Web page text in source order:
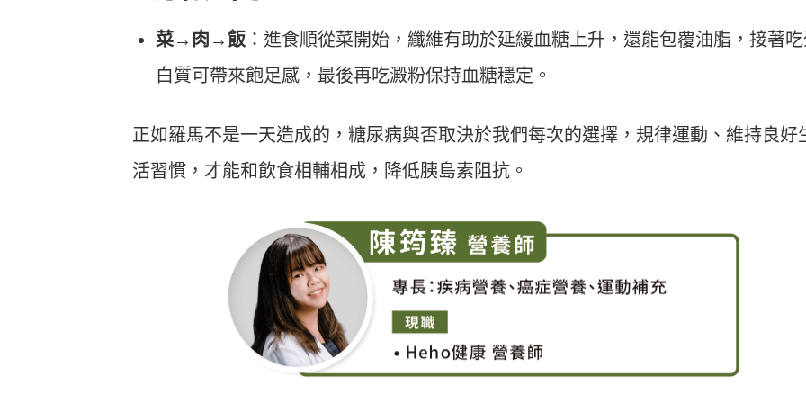
菜→肉→飯 ：進食順從菜開始，纖維有助於延緩血糖上升，還能包覆油脂，接著
白質可帶來飽足感，最後再吃澱粉保持血糖穩定。
正如羅馬不是一天造成的，糖尿病與否取決於我們每次的選擇，規律運動、維持良好
活習慣，才能和飲食相輔相成，降低胰島素阻抗。